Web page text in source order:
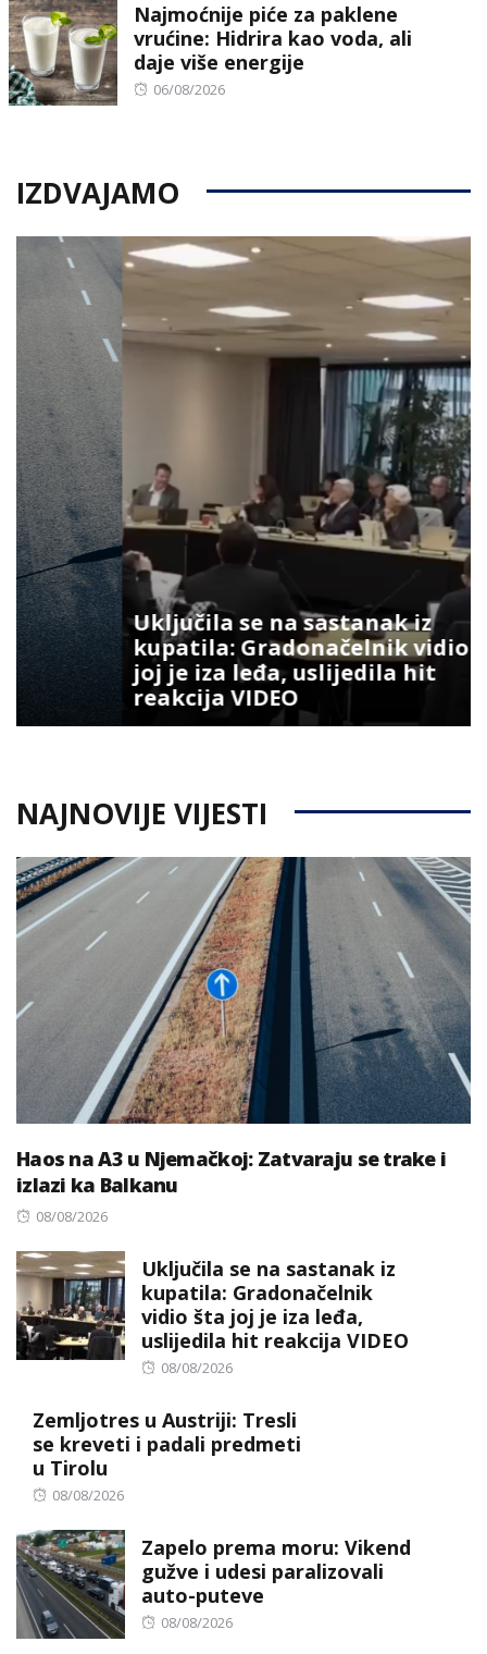
Najmoćnije piće za paklene
vrućine: Hidrira kao voda, ali
daje više energije
Posted
06/08/2026
IZDVAJAMO
Uključila se na sastanak iz
kupatila: Gradonačelnik vidio šta
joj je iza leđa, uslijedila hit
reakcija VIDEO
NAJNOVIJE VIJESTI
Haos na A3 u Njemačkoj: Zatvaraju se trake i
izlazi ka Balkanu
Posted
08/08/2026
Uključila se na sastanak iz
kupatila: Gradonačelnik
vidio šta joj je iza leđa,
uslijedila hit reakcija VIDEO
Posted
08/08/2026
Zemljotres u Austriji: Tresli
se kreveti i padali predmeti
u Tirolu
Posted
08/08/2026
Zapelo prema moru: Vikend
gužve i udesi paralizovali
auto-puteve
Posted
08/08/2026